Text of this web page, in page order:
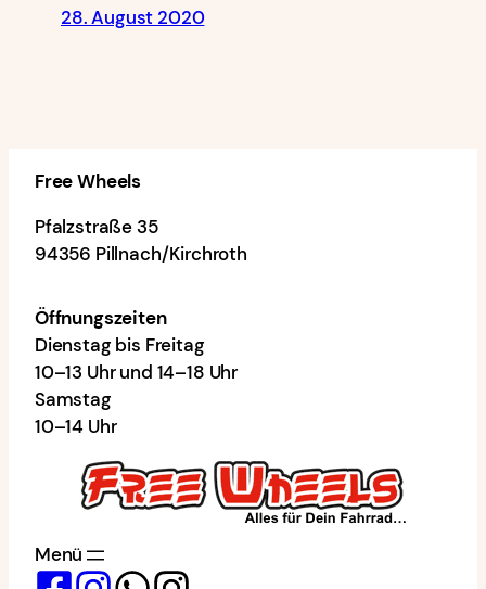
28. August 2020
Free Wheels
Pfalzstraße 35
94356 Pillnach/Kirchroth
Öffnungszeiten
Dienstag bis Freitag
10–13 Uhr und 14–18 Uhr
Samstag
10–14 Uhr